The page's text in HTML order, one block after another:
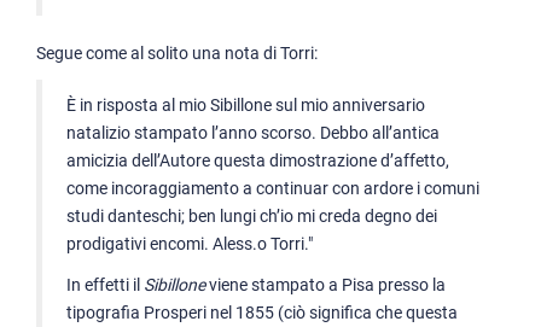
Segue come al solito una nota di Torri:
È in risposta al mio Sibillone sul mio anniversario
natalizio stampato l’anno scorso. Debbo all’antica
amicizia dell’Autore questa dimostrazione d’affetto,
come incoraggiamento a continuar con ardore i comuni
studi danteschi; ben lungi ch’io mi creda degno dei
prodigativi encomi. Aless.o Torri."
In effetti il Sibilloneviene stampato a Pisa presso la
tipografia Prosperi nel 1855 (ciò significa che questa